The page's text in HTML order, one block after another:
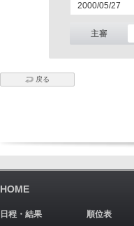
2000/05/27
主審
戻る
HOME
日程・結果 順位表